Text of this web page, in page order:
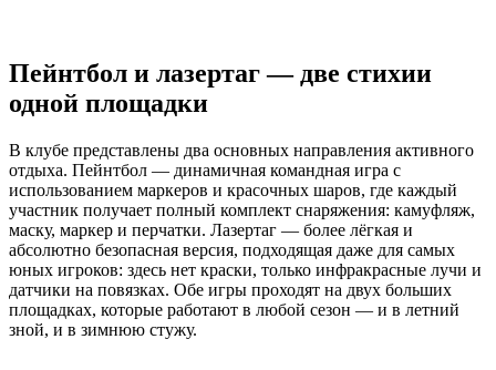
Пейнтбол и лазертаг — две стихии
одной площадки
В клубе представлены два основных направления активного
отдыха. Пейнтбол — динамичная командная игра с
использованием маркеров и красочных шаров, где каждый
участник получает полный комплект снаряжения: камуфляж,
маску, маркер и перчатки. Лазертаг — более лёгкая и
абсолютно безопасная версия, подходящая даже для самых
юных игроков: здесь нет краски, только инфракрасные лучи и
датчики на повязках. Обе игры проходят на двух больших
площадках, которые работают в любой сезон — и в летний
зной, и в зимнюю стужу.